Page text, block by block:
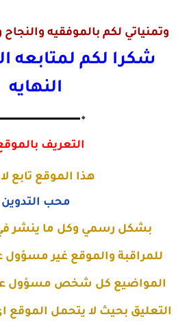
وتمنياتي لكم بالموفقيه
شكرا لكم لمتابعه
النهايه
التعريف
هذا الموقع تابع
محب التدوين
بشكل رسمي وكل ما ينشر
للمراقبة والموقع غير مسؤول
المواضيع كل شخص مسؤول
التعليق بحيث لا يتحمل الموقع